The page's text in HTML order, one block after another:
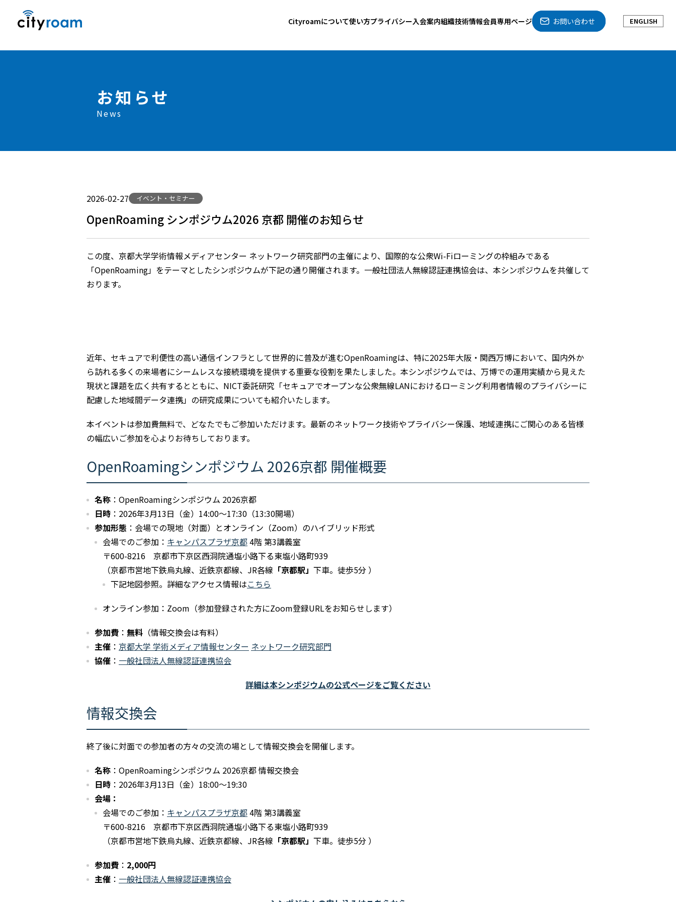
Cityroamについて使い方プライバシー入会案内組織技術情報会員専用ページ お問い合わせ ENGLISH
お知らせ
News
2026-02-27 イベント・セミナー
OpenRoaming シンポジウム2026 京都 開催のお知らせ
この度、京都大学学術情報メディアセンター ネットワーク研究部門の主催により、国際的な公衆Wi-Fiローミングの枠組みである
「OpenRoaming」をテーマとしたシンポジウムが下記の通り開催されます。一般社団法人無線認証連携協会は、本シンポジウムを共催して
おります。
近年、セキュアで利便性の高い通信インフラとして世界的に普及が進むOpenRoamingは、特に2025年大阪・関西万博において、国内外か
ら訪れる多くの来場者にシームレスな接続環境を提供する重要な役割を果たしました。本シンポジウムでは、万博での運用実績から見えた
現状と課題を広く共有するとともに、NICT委託研究「セキュアでオープンな公衆無線LANにおけるローミング利用者情報のプライバシーに
配慮した地域間データ連携」の研究成果についても紹介いたします。
本イベントは参加費無料で、どなたでもご参加いただけます。最新のネットワーク技術やプライバシー保護、地域連携にご関心のある皆様
の幅広いご参加を心よりお待ちしております。
OpenRoamingシンポジウム 2026京都 開催概要
名称 ：OpenRoamingシンポジウム 2026京都
日時 ：2026年3月13日（金）14:00～17:30（13:30開場）
参加形態 ：会場での現地（対面）とオンライン（Zoom）のハイブリッド形式
会場でのご参加： キャンパスプラザ京都4階 第3講義室
〒600-8216 京都市下京区西洞院通塩小路下る東塩小路町939
（京都市営地下鉄烏丸線、近鉄京都線、JR各線 「京都駅」 下車。徒歩5分 ）
下記地図参照。詳細なアクセス情報はこちら
オンライン参加：Zoom（参加登録された方にZoom登録URLをお知らせします）
参加費 ： 無料 （情報交換会は有料）
主催 ： 京都大学 学術メディア情報センター ネットワーク研究部門
協催 ： 一般社団法人無線認証連携協会
詳細は本シンポジウムの公式ページをご覧ください
情報交換会
終了後に対面での参加者の方々の交流の場として情報交換会を開催します。
名称 ：OpenRoamingシンポジウム 2026京都 情報交換会
日時 ：2026年3月13日（金）18:00～19:30
会場：
会場でのご参加： キャンパスプラザ京都4階 第3講義室
〒600-8216 京都市下京区西洞院通塩小路下る東塩小路町939
（京都市営地下鉄烏丸線、近鉄京都線、JR各線 「京都駅」 下車。徒歩5分 ）
参加費 ： 2,000円
主催 ： 一般社団法人無線認証連携協会